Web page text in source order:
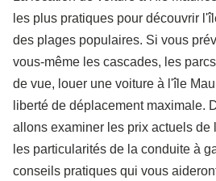
les plus pratiques pour découvrir
des plages populaires. Si vous
vous-même les cascades, les
de vue, louer une voiture à l'île
liberté de déplacement maximale.
allons examiner les prix actuels de
les particularités de la conduite à
conseils pratiques qui vous